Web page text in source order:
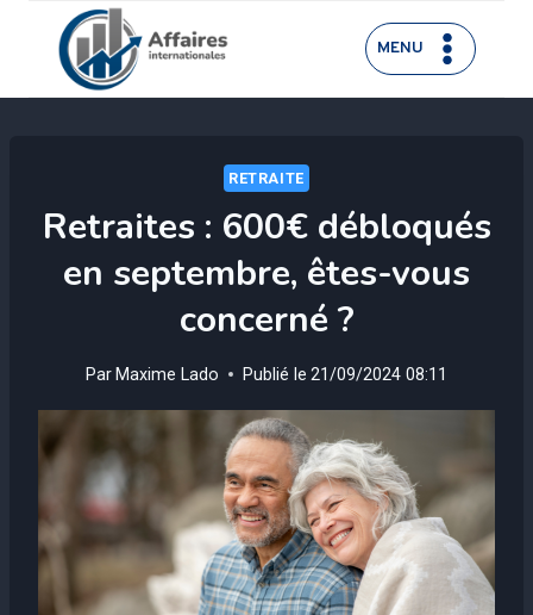
contenu
MENU
RETRAITE
Retraites : 600€ débloqués
en septembre, êtes-vous
concerné ?
Par Maxime Lado Publié le 21/09/2024 08:11